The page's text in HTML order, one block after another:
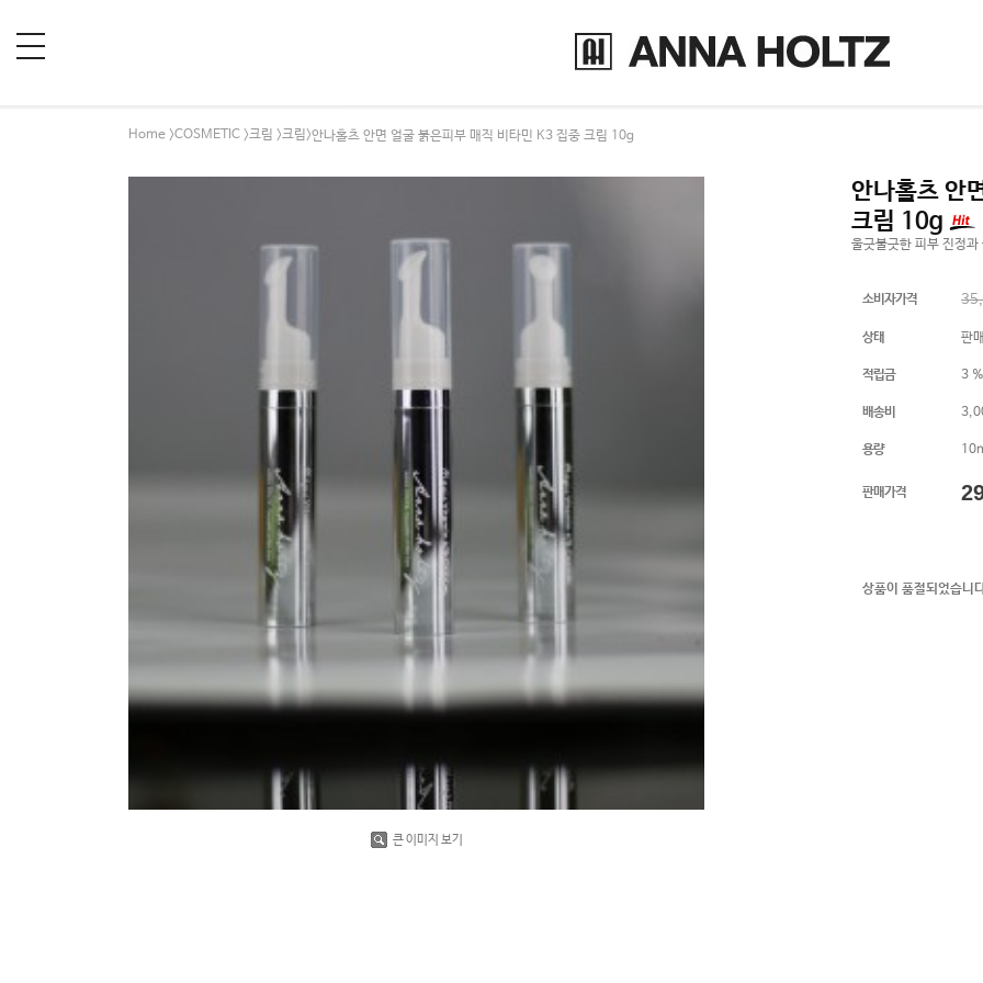
Home >COSMETIC >크림 >크림 >안나홀츠 안면 얼굴 붉은피부 매직 비타민 K3 집중 크림 10g
큰 이미지 보기
안나홀츠 안
크림 10g
울긋불긋한 피부 진정
소비자가격
상태 판
적립금 3 %
배송비
용량
판매가격
상품이 품절되었습니